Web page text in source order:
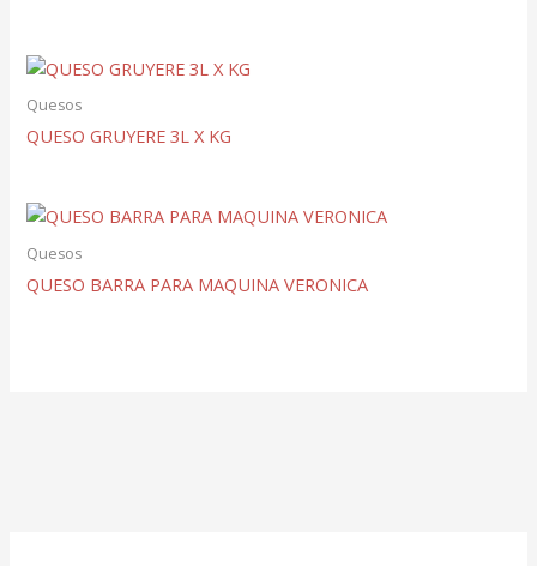
Quesos
QUESO GRUYERE 3L X KG
Quesos
QUESO BARRA PARA MAQUINA VERONICA